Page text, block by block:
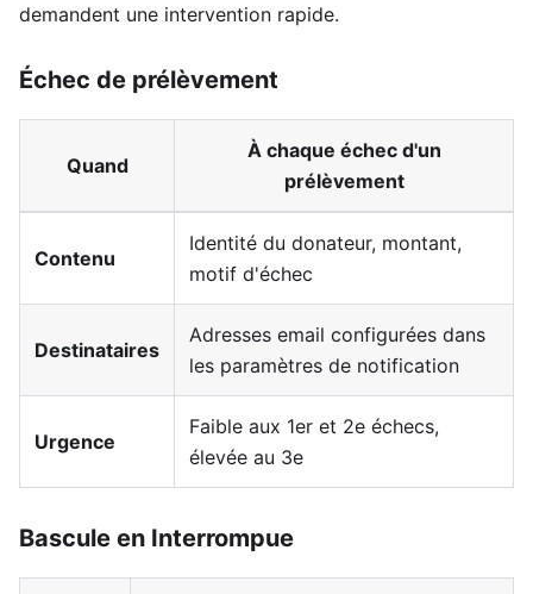
demandent une intervention rapide.
Échec de prélèvement
Quand
À chaque échec d'un
prélèvement
Contenu
Identité du donateur, montant,
motif d'échec
Destinataires
Adresses email configurées dans
les paramètres de notification
Urgence
Faible aux 1er et 2e échecs,
élevée au 3e
Bascule en Interrompue